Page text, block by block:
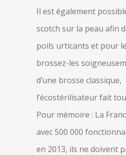
Il est également
scotch sur la peau afin
poils urticants et pour
brossez-les
d’une brosse classique,
l’écostérilisateur fait
Pour mémoire : La
avec 500 000
en 2013, ils ne doivent